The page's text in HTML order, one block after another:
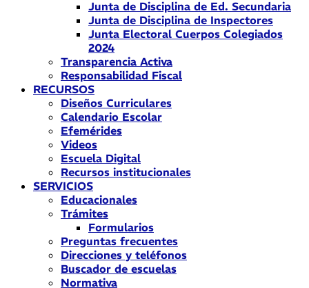
Junta de Disciplina de Ed. Secundaria
Junta de Disciplina de Inspectores
Junta Electoral Cuerpos Colegiados
2024
Transparencia Activa
Responsabilidad Fiscal
RECURSOS
Diseños Curriculares
Calendario Escolar
Efemérides
Videos
Escuela Digital
Recursos institucionales
SERVICIOS
Educacionales
Trámites
Formularios
Preguntas frecuentes
Direcciones y teléfonos
Buscador de escuelas
Normativa